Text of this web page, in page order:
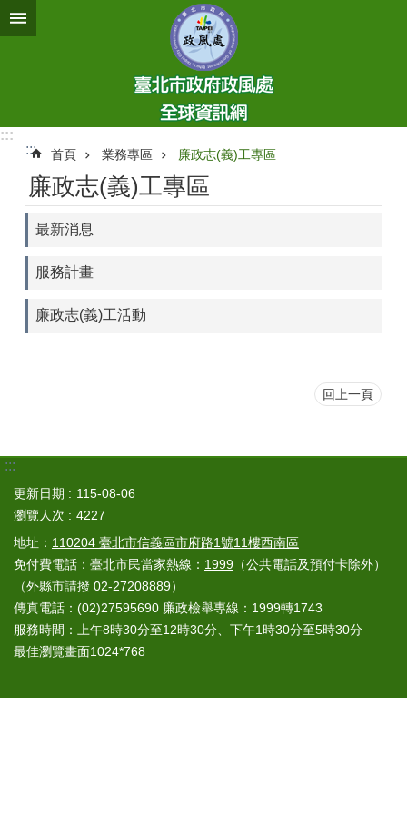
跳到主要內容區塊
:::
:::
首頁 業務專區 廉政志(義)工專區
廉政志(義)工專區
最新消息
服務計畫
廉政志(義)工活動
回上一頁
:::
更新日期
115-08-06
瀏覽人次
4227
地址： 110204 臺北市信義區市府路1號11樓西南區
免付費電話：臺北市民當家熱線： 1999 （公共電話及預付卡除外）
（外縣市請撥 02-27208889）
傳真電話：(02)27595690 廉政檢舉專線：1999轉1743
服務時間：上午8時30分至12時30分、下午1時30分至5時30分
最佳瀏覽畫面1024*768